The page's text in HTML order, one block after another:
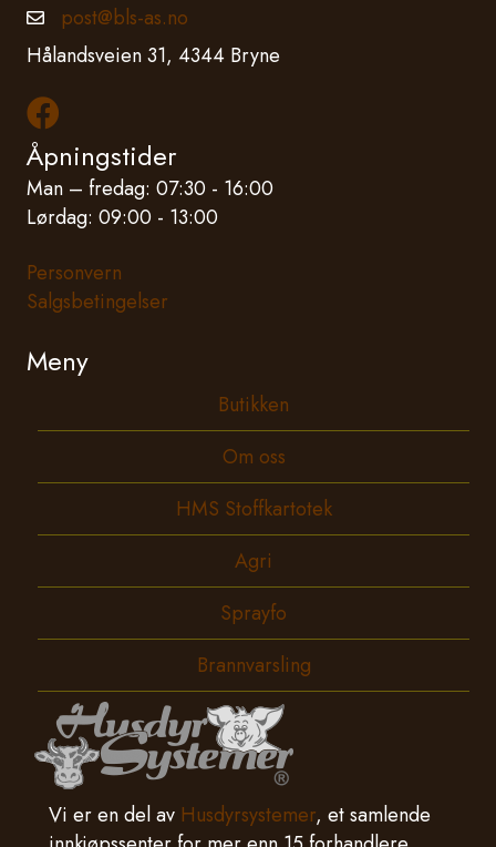
Epostadresse
post@bls-as.no
Hålandsveien 31, 4344 Bryne
Les mer om oss på Facebook
Åpningstider
Man – fredag: 07:30 - 16:00
Lørdag: 09:00 - 13:00
Personvern
Salgsbetingelser
Meny
Butikken
Om oss
HMS Stoffkartotek
Agri
Sprayfo
Brannvarsling
Vi er en del av Husdyrsystemer, et samlende